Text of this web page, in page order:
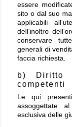
essere
sito o dal suo
applicabili
dell’inoltro
conservare
generali di
faccia richiesta.
b) Diritto
competenti
Le qui
assoggettate
esclusiva delle